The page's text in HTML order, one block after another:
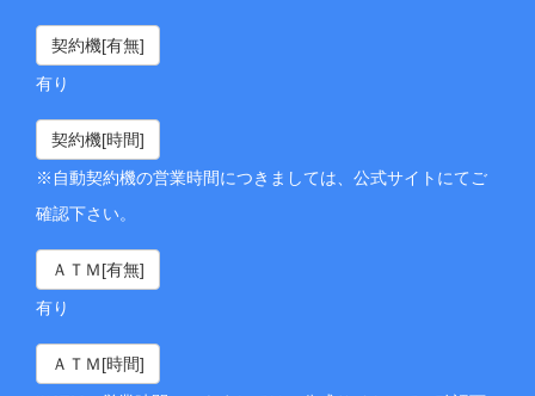
契約機[有無]
有り
契約機[時間]
※自動契約機の営業時間につきましては、公式サイトにてご
確認下さい。
ＡＴＭ[有無]
有り
ＡＴＭ[時間]